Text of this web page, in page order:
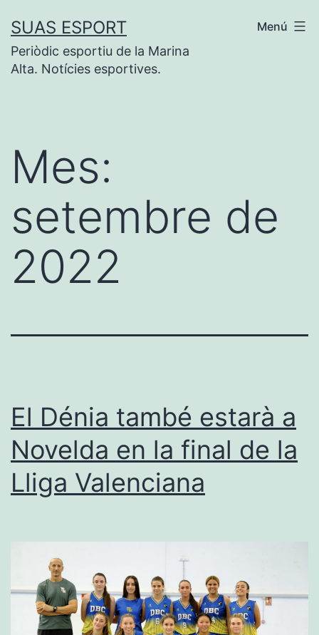
contingut
SUAS ESPORT
Periòdic esportiu de la Marina
Alta. Notícies esportives.
Menú
Mes:
setembre de
2022
El Dénia també estarà a
Novelda en la final de la
Lliga Valenciana